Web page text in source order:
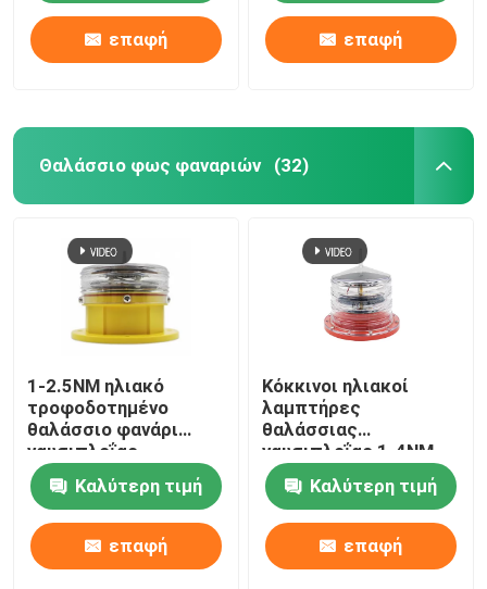
επαφή επαφή
Θαλάσσιο φως φαναριών (32)
1-2.5NM ηλιακό
τροφοδοτημένο
θαλάσσιο φανάρι
ναυσιπλοΐας
Καλύτερη τιμή
επαφή
Κόκκινοι ηλιακοί
λαμπτήρες
θαλάσσιας
ναυσιπλοΐας 1-4NM
2W
Καλύτερη τιμή
επαφή